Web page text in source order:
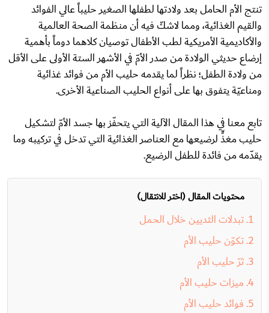
تنتج الأم الحامل بعد ولادتها لطفلها الصغير حليباً عالي الفوائد
والقيم الغذائية، ومما لاشكّ فيه أن منظمة الصحة العالمية
والأكاديمية الأمريكية لطب الأطفال توصيان كلاهما دوماً بأهمية
إرضاع حديثي الولادة من صدر الأمّ في الأشهر الستة الأولى على الأقل
من ولادة الطفل؛ نظراً لما يقدمهحليب الأممن فوائد غذائية
ومناعيّة يتفوق بها على أنواع الحليب الصناعية الأخرى.
تابع معنا في هذا المقال الآلية التي يتحفّز بها جسد الأمّ لتشكيل
حليب مغذٍّ لرضيعها مع العناصر الغذائية التي تدخل في تركيبه وما
يقدّمه منفائدة للطفل الرضيع.
محتويات المقال (اختر للانتقال)
تبدلات الثديين خلال الحمل
تكوّن حليب الأم
ثرّ حليب الأم
ميزات حليب الأم
فوائد حليب الأم